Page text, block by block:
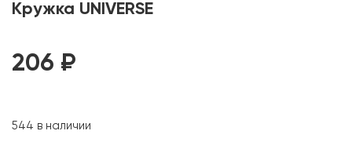
Кружка UNIVERSE
206 ₽
544 в наличии